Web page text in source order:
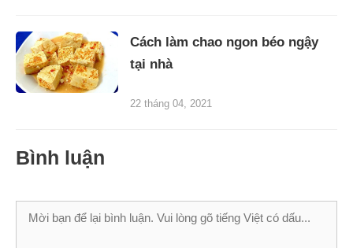
Cách làm chao ngon béo ngậy
tại nhà
22 tháng 04, 2021
Bình luận
Bình